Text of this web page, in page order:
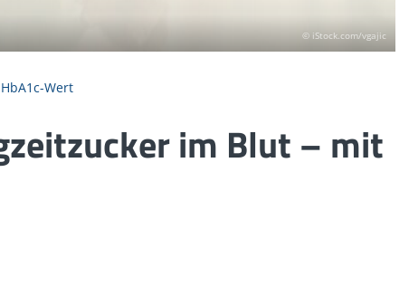
© iStock.com/vgajic
HbA1c-Wert
im Blut – mit